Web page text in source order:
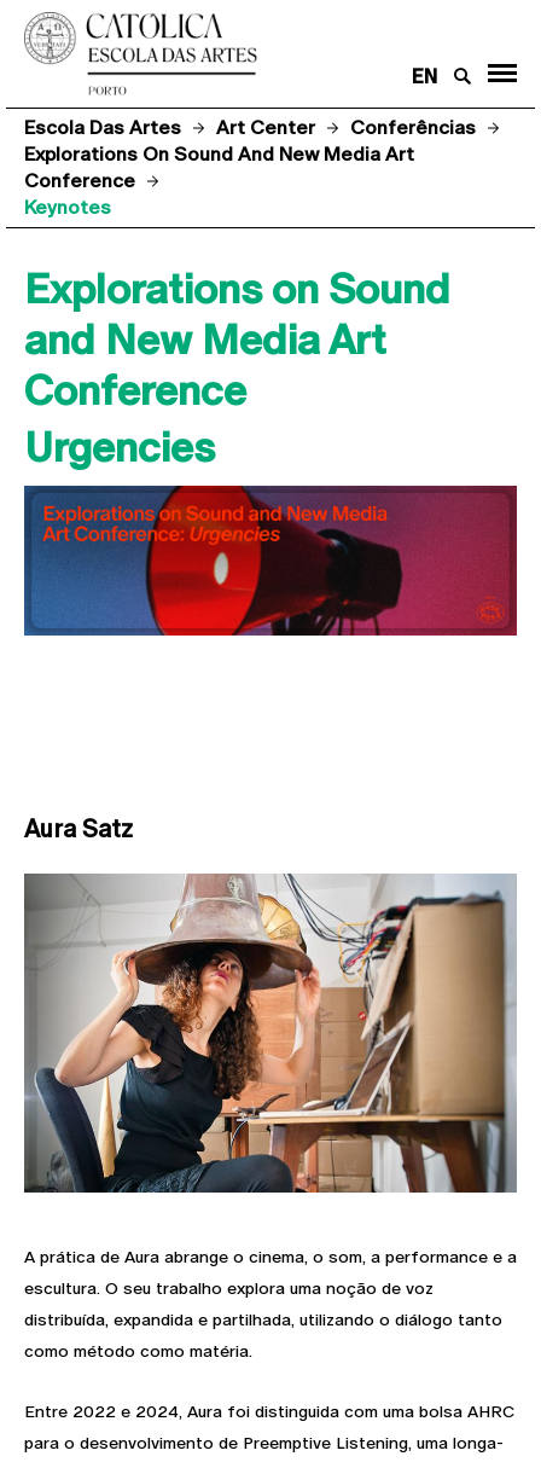
EN
Escola Das Artes Art Center
Conferências
Explorations On Sound And New Media Art
Conference
Keynotes
Explorations on Sound
and New Media Art
Conference
Urgencies
Aura Satz
A prática de Aura abrange o cinema, o som, a performance e a
escultura. O seu trabalho explora uma noção de voz
distribuída, expandida e partilhada, utilizando o diálogo tanto
como método como matéria.
Entre 2022 e 2024, Aura foi distinguida com uma bolsa AHRC
para o desenvolvimento de Preemptive Listening, uma longa-